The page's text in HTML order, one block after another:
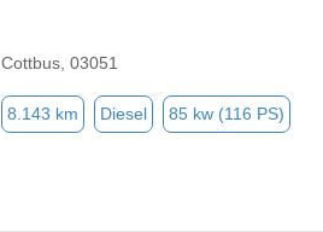
Cottbus, 03051
8.143 km Diesel 85 kw (116 PS)